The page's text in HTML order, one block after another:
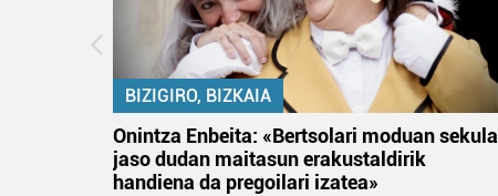
BIZIGIRO, BIZKAIA
Onintza Enbeita: «Bertsolari moduan sekula
jaso dudan maitasun erakustaldirik
handiena da pregoilari izatea»